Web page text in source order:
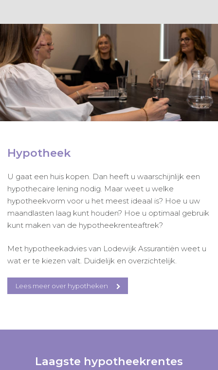
Hypotheek
U gaat een huis kopen. Dan heeft u waarschijnlijk een
hypothecaire lening nodig. Maar weet u welke
hypotheekvorm voor u het meest ideaal is? Hoe u uw
maandlasten laag kunt houden? Hoe u optimaal gebruik
kunt maken van de hypotheekrenteaftrek?
Met hypotheekadvies van Lodewijk Assurantiën weet u
wat er te kiezen valt. Duidelijk en overzichtelijk.
Lees meer over hypotheken
Laagste hypotheekrentes